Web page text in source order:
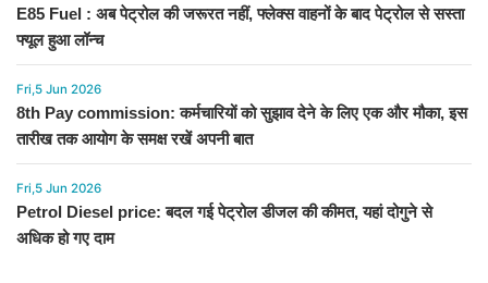
E85 Fuel : अब पेट्रोल की जरूरत नहीं, फ्लेक्स वाहनों के बाद पेट्रोल से सस्ता
फ्यूल हुआ लॉन्च
Fri,5 Jun 2026
8th Pay commission: कर्मचारियों को सुझाव देने के लिए एक और मौका, इस
तारीख तक आयोग के समक्ष रखें अपनी बात
Fri,5 Jun 2026
Petrol Diesel price: बदल गई पेट्रोल डीजल की कीमत, यहां दोगुने से
अधिक हो गए दाम